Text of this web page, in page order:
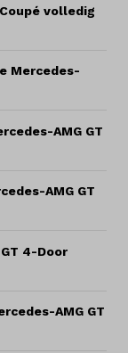
volledig
Mercedes-
AMG GT
AMG GT
4-Door
AMG GT